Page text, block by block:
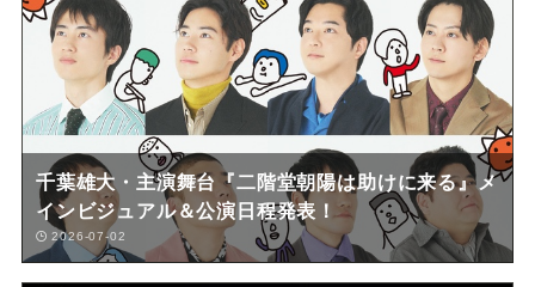
千葉雄大・主演舞台『二階堂朝陽は助けに来る』メ
インビジュアル＆公演日程発表！
2026-07-02